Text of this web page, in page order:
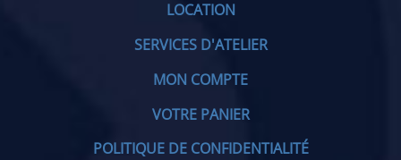
LOCATION
SERVICES D'ATELIER
MON COMPTE
VOTRE PANIER
POLITIQUE DE CONFIDENTIALITÉ